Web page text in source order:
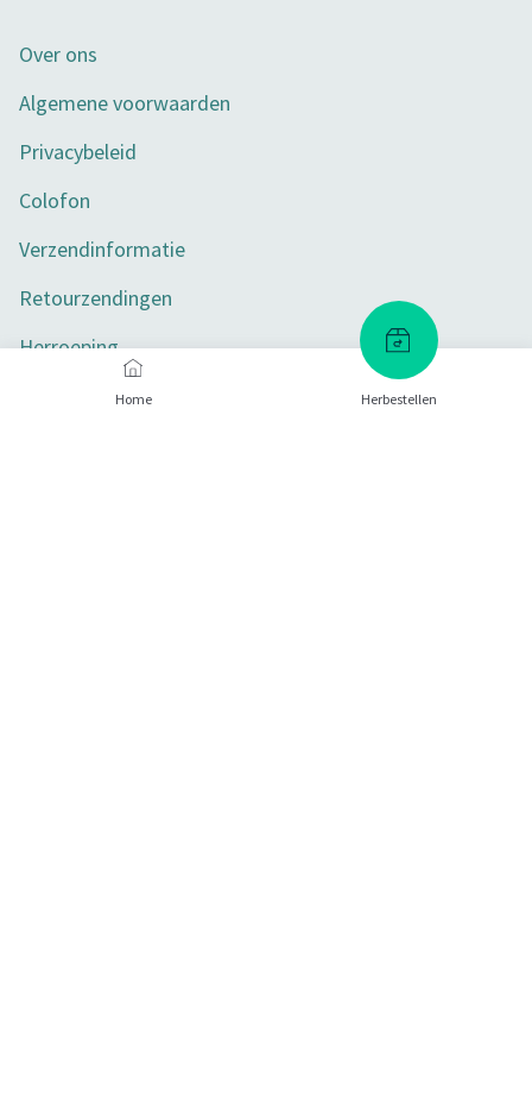
Home Herbestellen
Over ons
Algemene voorwaarden
Privacybeleid
Colofon
Verzendinformatie
Retourzendingen
Herroeping
Toegankelijkheid